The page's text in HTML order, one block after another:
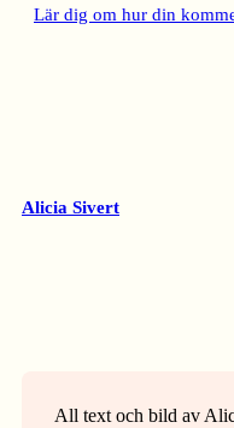
Lär dig om hur din
Alicia Sivert
All text och bild av